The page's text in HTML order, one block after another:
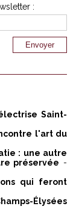
:
Saint-
l'art du
: une autre
préservée -
qui feront
Élysées